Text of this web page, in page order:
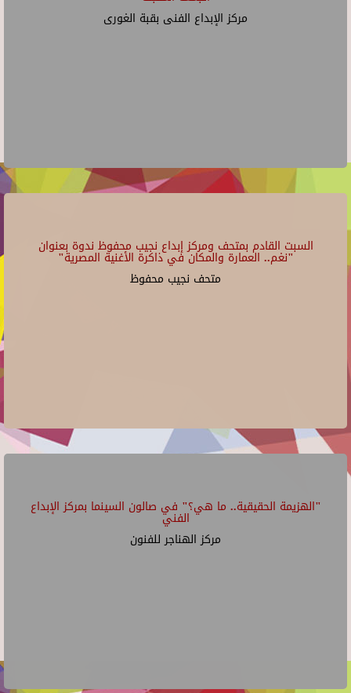
مركز الإبداع الفنى بقبة الغورى
السبت القادم بمتحف ومركز إبداع نجيب محفوظ ندوة بعنوان
"نغم.. العمارة والمكان في ذاكرة الأغنية المصرية"
متحف نجيب محفوظ
"الهزيمة الحقيقية.. ما هي؟" في صالون السينما بمركز الإبداع
الفني
مركز الهناجر للفنون